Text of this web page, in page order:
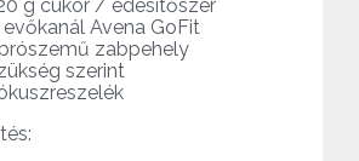
g cukor / édesítőszer
evőkanál Avena GoFit
zabpehely
szerint